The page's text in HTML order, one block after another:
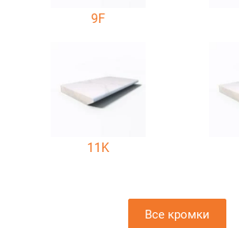
9F
11K
Все кромки